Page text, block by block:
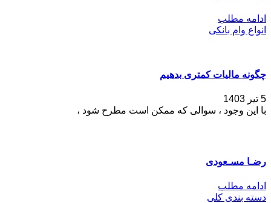
ادامه مطلب
انواع وام بانکی
چگونه مالیات کمتری بدهیم
5 تیر 1403
با این وجود ، سوالی که ممکن است مطرح شود ،
رضـا مسـعودی
ادامه مطلب
دسته بندی کلی